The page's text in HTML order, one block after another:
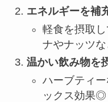
エネルギーを補
軽食を摂取
ナやナッツ
温かい飲み物を
ハーブティ
ックス効果◎